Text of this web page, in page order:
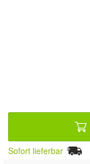
Sofort lieferbar